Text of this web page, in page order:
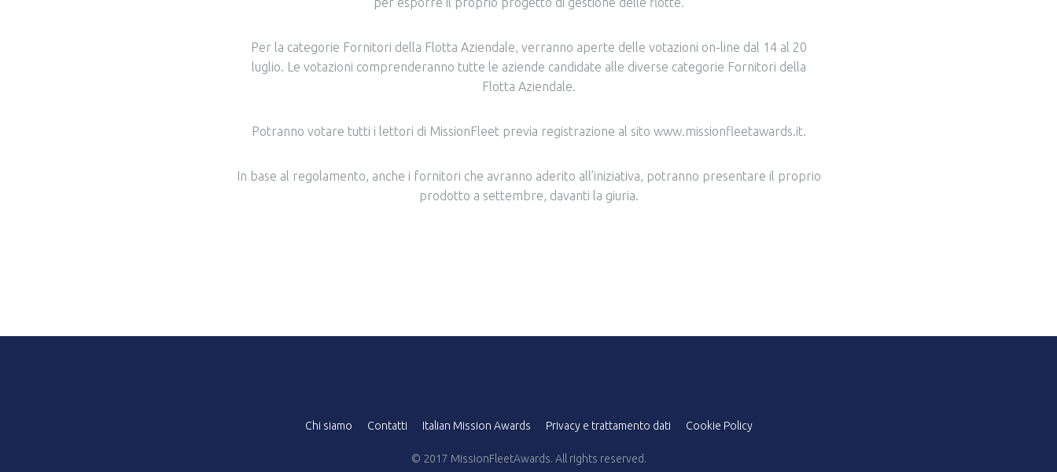
Per la categorie Fornitori della Flotta Aziendale, verranno aperte delle votazioni on-line dal 14 al 20
luglio. Le votazioni comprenderanno tutte le aziende candidate alle diverse categorie Fornitori della
Flotta Aziendale.
Potranno votare tutti i lettori di MissionFleet previa registrazione al sito www.missionfleetawards.it.
In base al regolamento, anche i fornitori che avranno aderito all’iniziativa, potranno presentare il proprio
prodotto a settembre, davanti la giuria.
Chi siamo Contatti Italian Mission Awards Privacy e trattamento dati Cookie Policy
© 2017 MissionFleetAwards. All rights reserved.